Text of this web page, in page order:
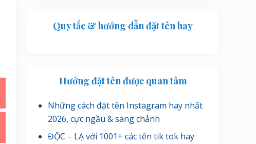
Quy tắc & hướng dẫn đặt tên hay
Hướng đặt tên được quan tâm
Những cách đặt tên Instagram hay nhất
2026, cực ngầu & sang chảnh
ĐỘC – LẠ với 1001+ các tên tik tok hay